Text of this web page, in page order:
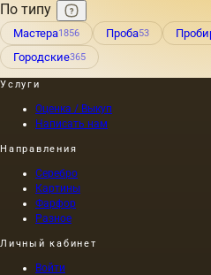
По типу
Мастера1856 Проба53
Городские365
Услуги
Оценка / Выкуп
Написать нам
Направления
Серебро
Картины
Фарфор
Разное
Личный кабинет
Войти